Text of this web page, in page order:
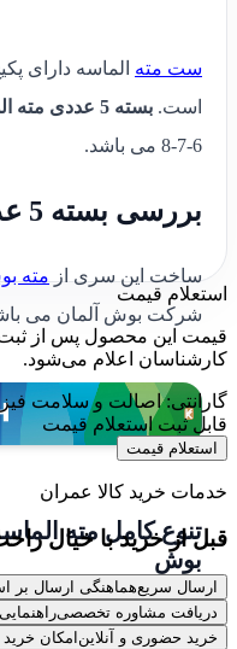
ست مته
است. بسته 5 عددی مته الماسه
6-7-8 می باشد.
بررسی بسته 5 عددی مته الماسه بوش
ساخت این سری از مته
شرکت بوش آلمان می
تنوع کامل مته
بوش
کیفیت ابزار بوش و
استعلام قیمت
قیمت این محصول پس از
کارشناسان اعلام می‌شود.
گارانتی: اصالت و سلامت
قابل ثبت استعلام قیمت
استعلام قیمت
خدمات خرید کالا عمران
قبل از خرید با خیال
ارسال سریعهماهنگی ارسال
دریافت مشاوره تخصصی
خرید حضوری و آنلاین امکان